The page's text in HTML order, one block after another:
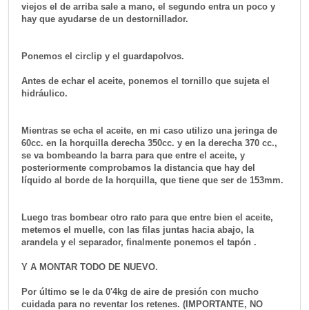
viejos el de arriba sale a mano, el segundo entra un poco y
hay que ayudarse de un destornillador.
Ponemos el circlip y el guardapolvos.
Antes de echar el aceite, ponemos el tornillo que sujeta el
hidráulico.
Mientras se echa el aceite, en mi caso utilizo una jeringa de
60cc. en la horquilla derecha 350cc. y en la derecha 370 cc.,
se va bombeando la barra para que entre el aceite, y
posteriormente comprobamos la distancia que hay del
líquido al borde de la horquilla, que tiene que ser de 153mm.
Luego tras bombear otro rato para que entre bien el aceite,
metemos el muelle, con las filas juntas hacia abajo, la
arandela y el separador, finalmente ponemos el tapón .
Y A MONTAR TODO DE NUEVO.
Por último se le da 0'4kg de aire de presión con mucho
cuidada para no reventar los retenes. (IMPORTANTE, NO